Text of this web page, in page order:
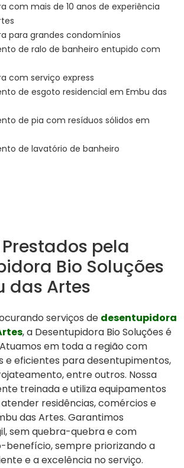
com mais de 10 anos de experiência
para grandes condomínios
de ralo de banheiro entupido com
com serviço express
de esgoto residencial em Embu das
de pia com resíduos sólidos em
de lavatório de banheiro
pela
Bio Soluções
das Artes
serviços de desentupidora
, a Desentupidora Bio Soluções é
em toda a região com
e eficientes para desentupimentos,
entre outros. Nossa
treinada e utiliza equipamentos
residências, comércios e
das Artes. Garantimos
sem quebra-quebra e com
benefício, sempre priorizando a
e a excelência no serviço.